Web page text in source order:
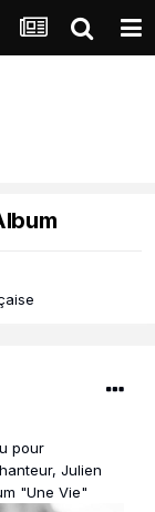
pour
Julien
"Une Vie"